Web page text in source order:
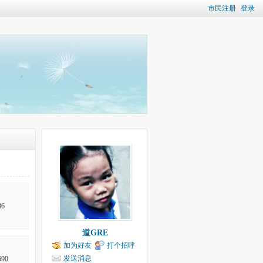
市民注册 登录
道GRE
加为好友
打个招呼
发送消息